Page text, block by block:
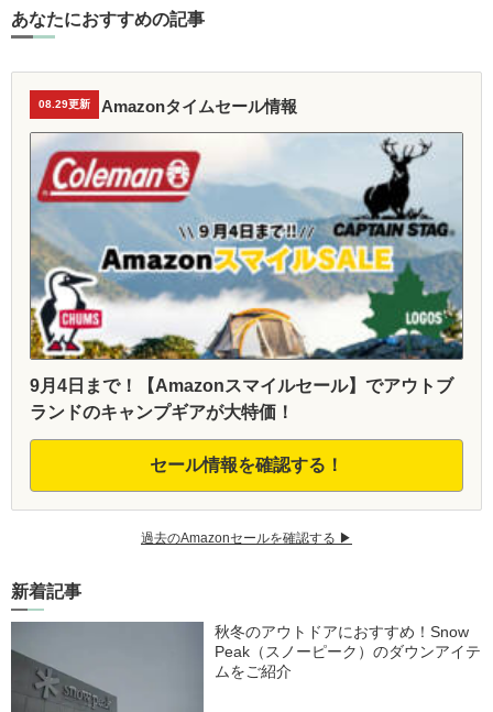
あなたにおすすめの記事
08.29更新 Amazonタイムセール情報
9月4日まで！【Amazonスマイルセール】でアウトブ
ランドのキャンプギアが大特価！
セール情報を確認する！
過去のAmazonセールを確認する ▶︎
新着記事
秋冬のアウトドアにおすすめ！Snow
Peak（スノーピーク）のダウンアイテ
ムをご紹介